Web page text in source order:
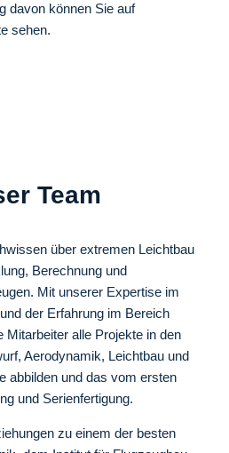
davon können Sie auf
sehen.
Team
über extremen Leichtbau
Berechnung und
Mit unserer Expertise im
der Erfahrung im Bereich
Mitarbeiter alle Projekte in den
Aerodynamik, Leichtbau und
abbilden und das vom ersten
und Serienfertigung.
zu einem der besten